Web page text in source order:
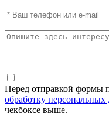
Перед отправкой формы
обработку
чекбоксе выше.